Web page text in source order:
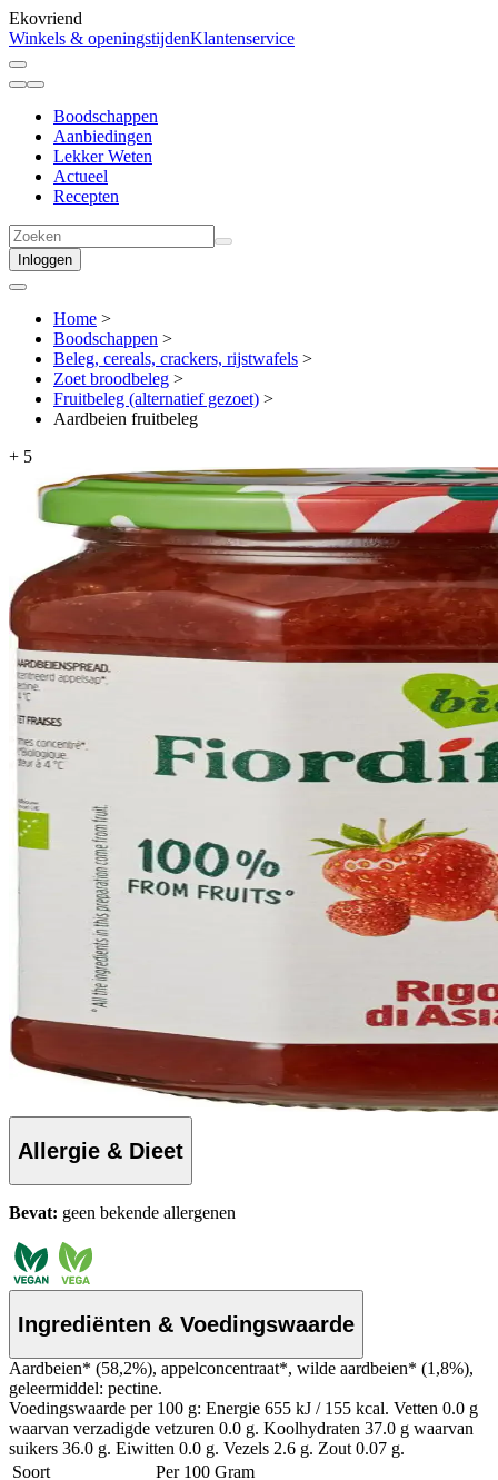
Ekovriend
Winkels & openingstijdenKlantenservice
Boodschappen
Aanbiedingen
Lekker Weten
Actueel
Recepten
Inloggen
Home >
Boodschappen >
Beleg, cereals, crackers, rijstwafels >
Zoet broodbeleg >
Fruitbeleg (alternatief gezoet) >
Aardbeien fruitbeleg
+ 5
Allergie & Dieet
Bevat: geen bekende allergenen
Ingrediënten & Voedingswaarde
Aardbeien* (58,2%), appelconcentraat*, wilde aardbeien* (1,8%),
geleermiddel: pectine.
Voedingswaarde per 100 g: Energie 655 kJ / 155 kcal. Vetten 0.0 g
waarvan verzadigde vetzuren 0.0 g. Koolhydraten 37.0 g waarvan
suikers 36.0 g. Eiwitten 0.0 g. Vezels 2.6 g. Zout 0.07 g.
Soort
Per 100 Gram